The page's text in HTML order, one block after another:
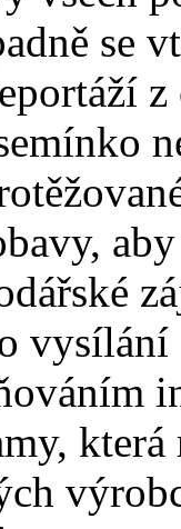
se
vysílání
která